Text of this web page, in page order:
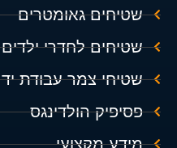
שטיחים גאומטרים
שטיחים לחדרי ילדים
שטיחי צמר עבודת יד
פסיפיק הולדינגס
מידע מקצועי